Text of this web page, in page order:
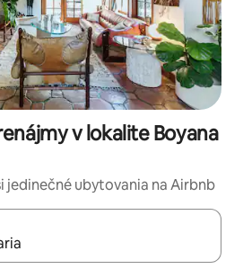
v lokalite Boyana
jedinečné ubytovania na Airbnb
môžete si ich prechádzať